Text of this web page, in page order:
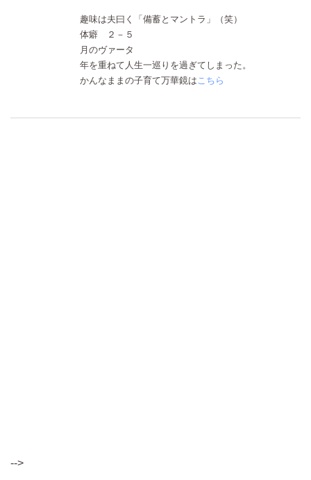
趣味は夫曰く「備蓄とマントラ」（笑）
体癖 ２－５
月のヴァータ
年を重ねて人生一巡りを過ぎてしまった。
かんなままの子育て万華鏡は こちら
-->